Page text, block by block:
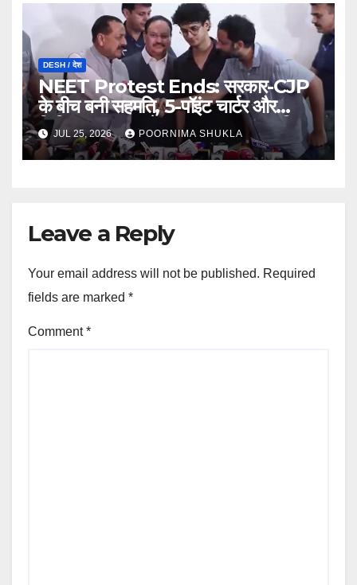
DESH / देश
NEET Protest Ends: सरकार-CJP
के बीच बनी सहमति, 5-पॉइंट चार्टर और
लिखित आश्वासन के बाद खत्म हुआ 37 दिन
का आंदोलन…
JUL 25, 2026 POORNIMA SHUKLA
Leave a Reply
Your email address will not be published. Required
fields are marked *
Comment*